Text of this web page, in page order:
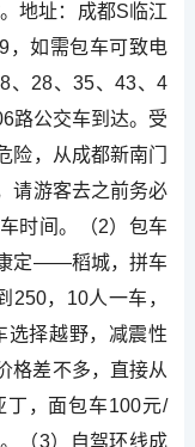
地址：成都S临江
，如需包车可致电
、28、35、43、4
路公交车到达。受
险，从成都新南门
请游客去之前务必
时间。（2）包车
定――稻城，拼车
，10人一车，
选择越野，减震性
差不多，直接从
，面包车100元/
（3）自驾环线成